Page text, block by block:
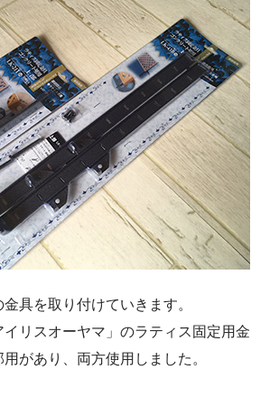
具を取り付けていきます。
リスオーヤマ」のラティス固定用金
があり、両方使用しました。